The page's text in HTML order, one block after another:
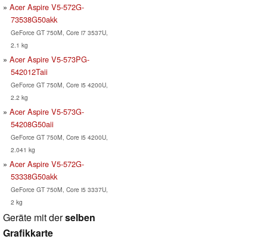
Acer Aspire V5-572G-
73538G50akk
GeForce GT 750M, Core i7 3537U,
2.1 kg
Acer Aspire V5-573PG-
542012Taii
GeForce GT 750M, Core i5 4200U,
2.2 kg
Acer Aspire V5-573G-
54208G50aii
GeForce GT 750M, Core i5 4200U,
2.041 kg
Acer Aspire V5-572G-
53338G50akk
GeForce GT 750M, Core i5 3337U,
2 kg
Geräte mit derselben
Grafikkarte